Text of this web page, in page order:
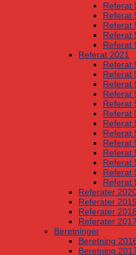
Referat
Referat
Referat
Referat
Referat
Referat 2021
Referat
Referat
Referat
Referat
Referat
Referat
Referat
Referat
Referat
Referat
Referat
Referat
Referat
Referater
Referater
Referater
Referater
Beretninger
Beretning
Beretning